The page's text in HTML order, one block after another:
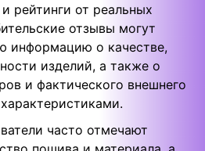
рейтинги от реальных
отзывы могут
информацию о качестве,
изделий, а также о
и фактического внешнего
часто отмечают